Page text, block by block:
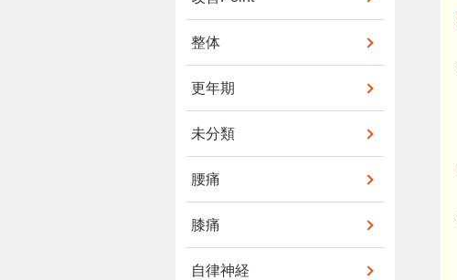
整体
更年期
未分類
腰痛
膝痛
自律神経